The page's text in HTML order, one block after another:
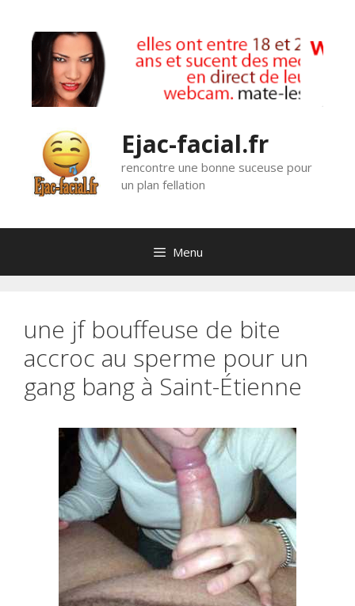
contenu
Ejac-facial.fr
rencontre une bonne suceuse pour
un plan fellation
Menu
une jf bouffeuse de bite
accroc au sperme pour un
gang bang à Saint-Étienne